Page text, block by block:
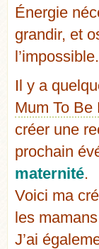
Énergie
grandir, et
l’impossible.
Il y a
Mum To Be
créer une
prochain
maternité.
Voici ma
les
J’ai